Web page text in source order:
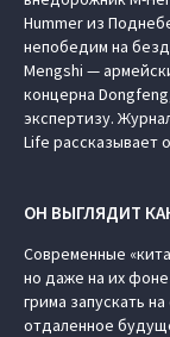
Hummer из
непобедим на
Mengshi —
концерна
экспертизу.
Life рассказывает
ОН ВЫГЛЯДИТ
Современные
но даже на их
грима запускать
отдаленное